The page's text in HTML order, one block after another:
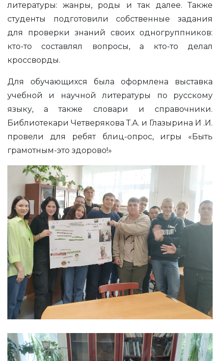
литературы: жанры, роды и так далее. Также
студенты подготовили собственные задания
для проверки знаний своих одногруппников:
кто-то составлял вопросы, а кто-то делал
кроссворды.
Для обучающихся была оформлена выставка
учебной и научной литературы по русскому
языку, а также словари и справочники.
Библиотекари Четверякова Т.А. и Глазырина И .И.
провели для ребят блиц-опрос, игры «Быть
грамотным-это здорово!»